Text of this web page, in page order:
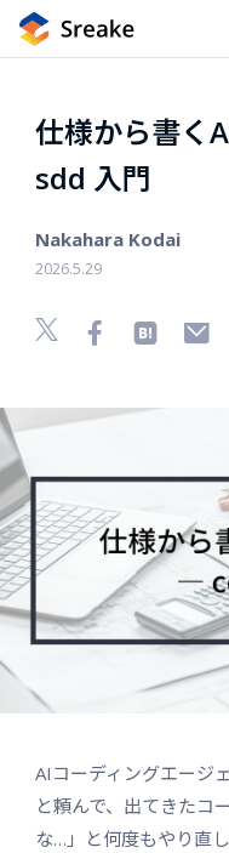
仕様から書く
sdd 入門
Nakahara Kodai
2026.5.29
AIコーディングエージ
と頼んで、出てきたコ
な…」と何度もやり直